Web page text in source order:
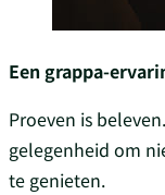
Een grappa-
Proeven is
gelegenheid om
te genieten.